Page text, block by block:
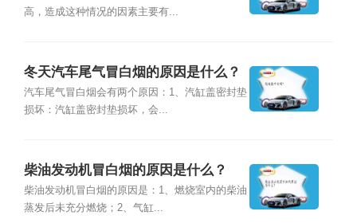
高，造成这种情况的因素主要有...
冬天汽车尾气冒白烟的原因是什么？
汽车尾气冒白烟会有两个原因：1、汽缸盖密封垫
损坏：汽缸盖密封垫损坏，会...
柴油发动机冒白烟的原因是什么？
柴油发动机冒白烟的原因是：1、燃烧室内的柴油
蒸发后未充分燃烧；2、气缸...